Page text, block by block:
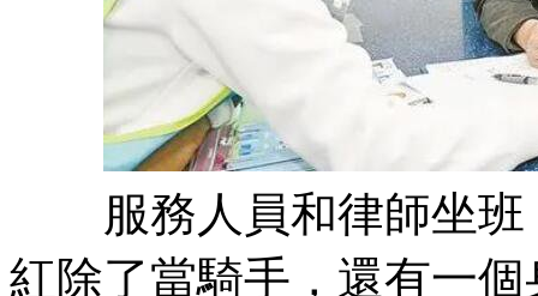
服務人員和律師坐班
紅除了當騎手，還有一